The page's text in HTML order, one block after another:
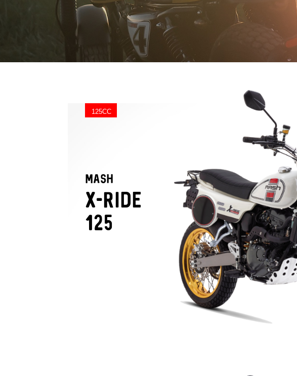
125CC
MASH
X-RIDE
125